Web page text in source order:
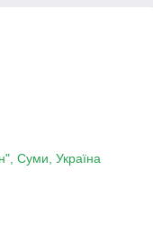
Суми, Україна